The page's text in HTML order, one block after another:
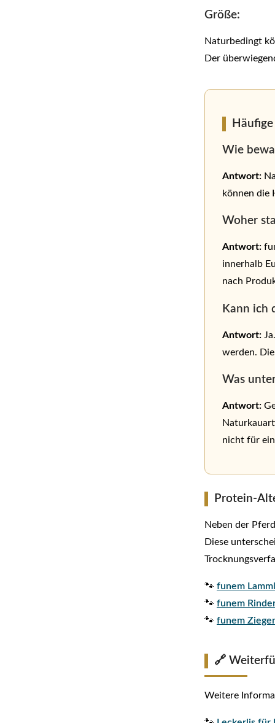
Größe:
Naturbedingt
Der
Wie
Antwort:
können die
Woher
Antwort:
innerhalb
nach
Kann ich
Antwort:
werden.
Was
Antwort:
nicht für
Protein-
Neben der
Diese
🐾 funem
🐾 funem
🐾 funem
🔗
Weitere